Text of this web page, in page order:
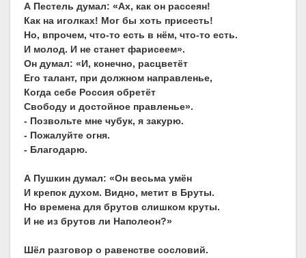
А Пестель думал: «Ах, как он рассеян!
Как на иголках! Мог бы хоть присесть!
Но, впрочем, что-то есть в нём, что-то есть.
И молод. И не станет фарисеем».
Он думал: «И, конечно, расцветёт
Его талант, при должном направленье,
Когда себе Россия обретёт
Свободу и достойное правленье».
- Позвольте мне чубук, я закурю.
- Пожалуйте огня.
- Благодарю.
А Пушкин думал: «Он весьма умён
И крепок духом. Видно, метит в Бруты.
Но времена для брутов слишком круты.
И не из брутов ли Наполеон?»
Шёл разговор о равенстве сословий.